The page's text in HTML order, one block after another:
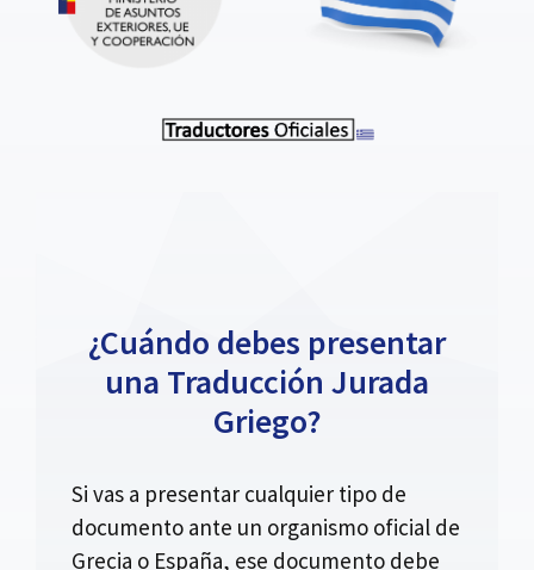
¿Cuándo debes presentar
una Traducción Jurada
Griego?
Si vas a presentar cualquier tipo de
documento ante un organismo oficial de
Grecia o España, ese documento debe